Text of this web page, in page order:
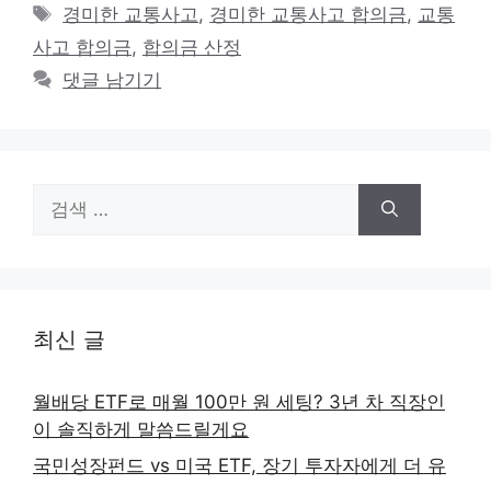
고
리
태
그
경미한 교통사고 , 경미한 교통사고 합의금, 교통
사고 합의금, 합의금 산정
댓글 남기기
색:
최신 글
월배당 ETF로 매월 100만 원 세팅? 3년 차 직장인
이 솔직하게 말씀드릴게요
국민성장펀드 vs 미국 ETF, 장기 투자자에게 더 유